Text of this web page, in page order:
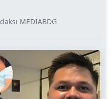
MEDIABDG